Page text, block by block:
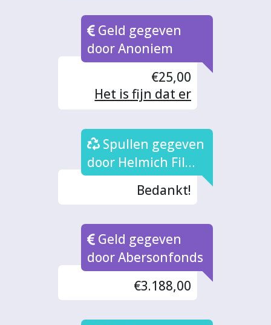
Geld gegeven
door Anoniem
€25,00
Het is fijn dat er
bankjes langs de
jdb-baan komen,
want dat is nodig!
Spullen gegeven
door Helmich Films
(2x)
Bedankt!
Geld gegeven
door Abersonfonds
€3.188,00